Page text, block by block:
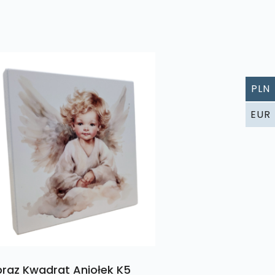
Kwadrat Aniołek K5
PLN
EUR